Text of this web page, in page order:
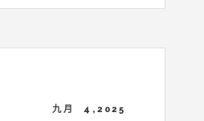
九月 4,2025